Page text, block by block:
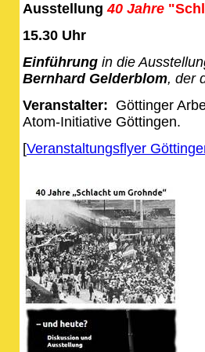
Ausstellung 40 Jahre
15.30 Uhr
Einführung in die
Bernhard Gelderblom, der
Veranstalter: Göttinger
Atom-Initiative Göttingen.
[Veranstaltungsflyer